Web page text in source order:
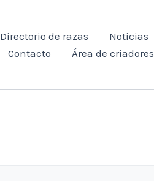
Directorio de razas
Noticias
Contacto Área de criadores